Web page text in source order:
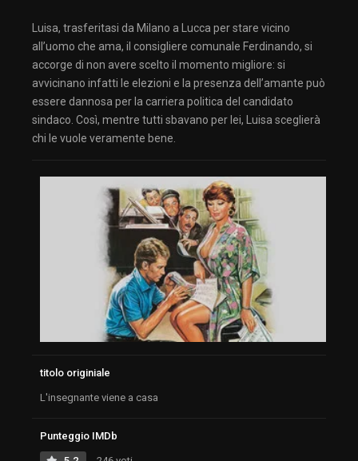
Luisa, trasferitasi da Milano a Lucca per stare vicino
all’uomo che ama, il consigliere comunale Ferdinando, si
accorge di non avere scelto il momento migliore: si
avvicinano infatti le elezioni e la presenza dell’amante può
essere dannosa per la carriera politica del candidato
sindaco. Così, mentre tutti sbavano per lei, Luisa sceglierà
chi le vuole veramente bene.
titolo originiale
L'insegnante viene a casa
Punteggio IMDb